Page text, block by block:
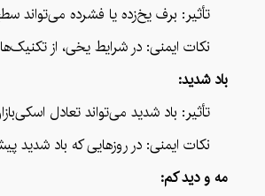
تأثیر: برف یخ‌زده یا فشرده می‌تواند
نکات ایمنی: در شرایط یخی، از
باد شدید:
تأثیر: باد شدید می‌تواند تعادل
نکات ایمنی: در روزهایی که باد شدید
مه و دید کم: